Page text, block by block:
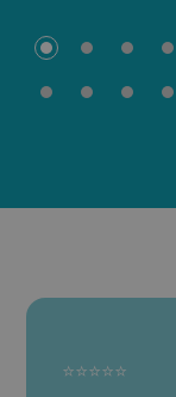
⭐⭐⭐⭐⭐